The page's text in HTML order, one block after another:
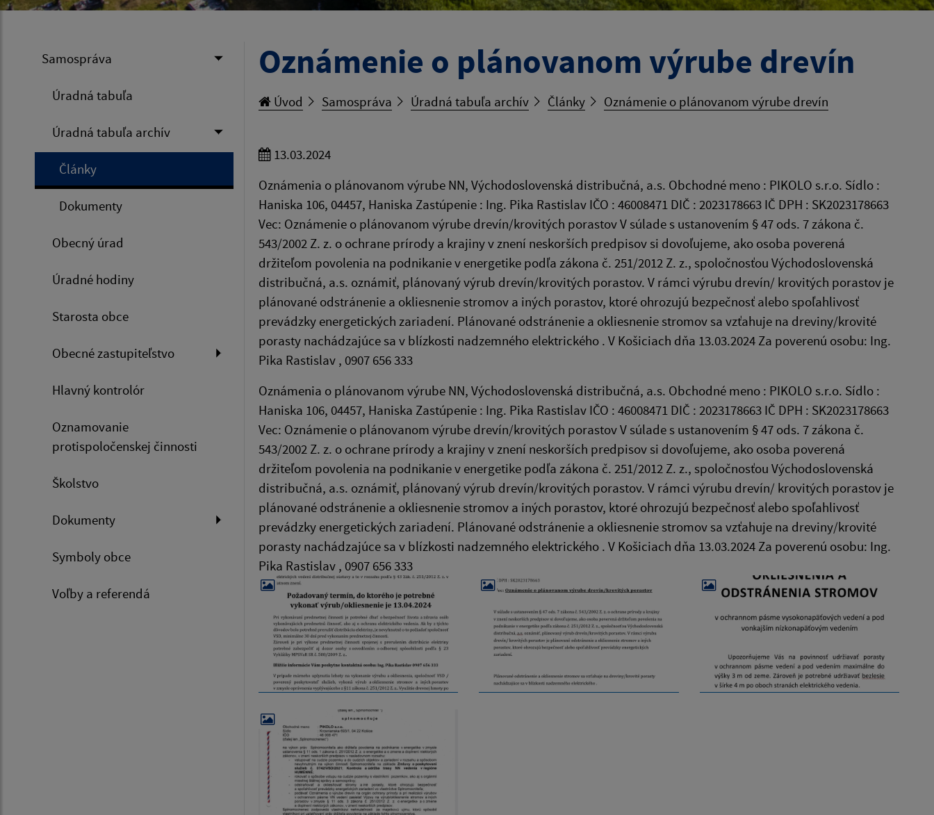
Samospráva
Úradná tabuľa
Úradná tabuľa archív
Články
Dokumenty
Obecný úrad
Úradné hodiny
Starosta obce
Obecné zastupiteľstvo
Hlavný kontrolór
Oznamovanie
protispoločenskej činnosti
Školstvo
Dokumenty
Symboly obce
Voľby a referendá
Oznámenie o plánovanom výrube drevín
Úvod Samospráva Úradná tabuľa archív Články Oznámenie o plánovanom výrube drevín
13.03.2024
Oznámenia o plánovanom výrube NN, Východoslovenská distribučná, a.s. Obchodné meno : PIKOLO s.r.o. Sídlo :
Haniska 106, 04457, Haniska Zastúpenie : Ing. Pika Rastislav IČO : 46008471 DIČ : 2023178663 IČ DPH : SK2023178663
Vec: Oznámenie o plánovanom výrube drevín/krovitých porastov V súlade s ustanovením § 47 ods. 7 zákona č.
543/2002 Z. z. o ochrane prírody a krajiny v znení neskorších predpisov si dovoľujeme, ako osoba poverená
držiteľom povolenia na podnikanie v energetike podľa zákona č. 251/2012 Z. z., spoločnosťou Východoslovenská
distribučná, a.s. oznámiť, plánovaný výrub drevín/krovitých porastov. V rámci výrubu drevín/ krovitých porastov je
plánované odstránenie a okliesnenie stromov a iných porastov, ktoré ohrozujú bezpečnosť alebo spoľahlivosť
prevádzky energetických zariadení. Plánované odstránenie a okliesnenie stromov sa vzťahuje na dreviny/krovité
porasty nachádzajúce sa v blízkosti nadzemného elektrického . V Košiciach dňa 13.03.2024 Za poverenú osobu: Ing.
Pika Rastislav , 0907 656 333
Oznámenia o plánovanom výrube NN, Východoslovenská distribučná, a.s. Obchodné meno : PIKOLO s.r.o. Sídlo :
Haniska 106, 04457, Haniska Zastúpenie : Ing. Pika Rastislav IČO : 46008471 DIČ : 2023178663 IČ DPH : SK2023178663
Vec: Oznámenie o plánovanom výrube drevín/krovitých porastov V súlade s ustanovením § 47 ods. 7 zákona č.
543/2002 Z. z. o ochrane prírody a krajiny v znení neskorších predpisov si dovoľujeme, ako osoba poverená
držiteľom povolenia na podnikanie v energetike podľa zákona č. 251/2012 Z. z., spoločnosťou Východoslovenská
distribučná, a.s. oznámiť, plánovaný výrub drevín/krovitých porastov. V rámci výrubu drevín/ krovitých porastov je
plánované odstránenie a okliesnenie stromov a iných porastov, ktoré ohrozujú bezpečnosť alebo spoľahlivosť
prevádzky energetických zariadení. Plánované odstránenie a okliesnenie stromov sa vzťahuje na dreviny/krovité
porasty nachádzajúce sa v blízkosti nadzemného elektrického . V Košiciach dňa 13.03.2024 Za poverenú osobu: Ing.
Pika Rastislav , 0907 656 333